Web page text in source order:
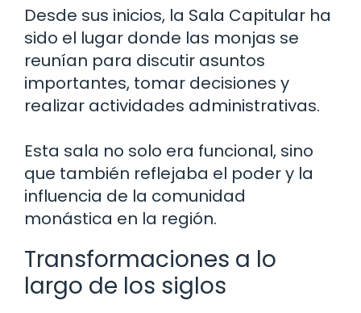
Desde sus inicios, la Sala Capitular ha
sido el lugar donde las monjas se
reunían para discutir asuntos
importantes, tomar decisiones y
realizar actividades administrativas.
Esta sala no solo era funcional, sino
que también reflejaba el poder y la
influencia de la comunidad
monástica en la región.
Transformaciones a lo
largo de los siglos